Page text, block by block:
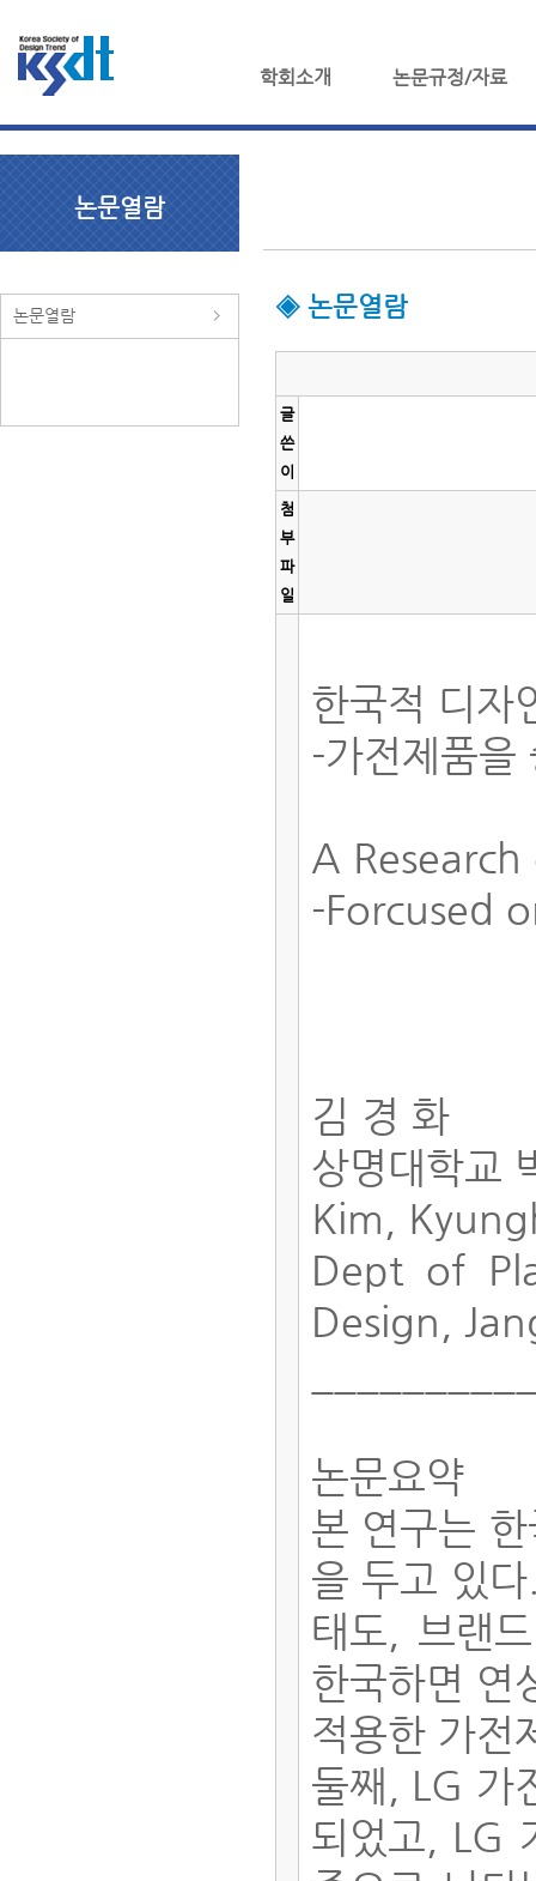
학회소개 논문규정/자료
논문열람
논문열람 ◈ 논문열람
글
쓴
이
첨
부
파
일
한국적 디자
-가전제품
A
-Forcused
김 경 화
상명대학교
Kim,
Dept of
Design,
논문요약
본 연구는
을 두고 있
태도, 브랜
한국하면 연
적용한 가전
둘째, LG 가
되었고, LG